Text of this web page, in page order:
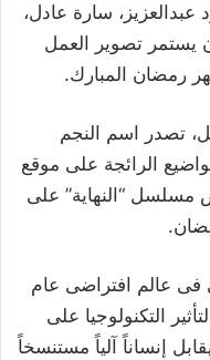
سارة عادل،
يستمر تصوير العمل
رمضان المبارك.
تصدر اسم النجم
الرائجة على موقع
مسلسل “النهاية” على
فى عالم افتراضى عام
التكنولوجيا على
إنساناً آلياً مستنسخاً